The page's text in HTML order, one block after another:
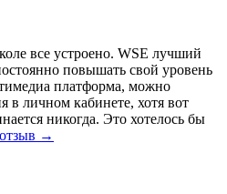
все устроено. WSE лучший
повышать свой уровень
платформа, можно
в личном кабинете, хотя вот
никогда. Это хотелось бы
→